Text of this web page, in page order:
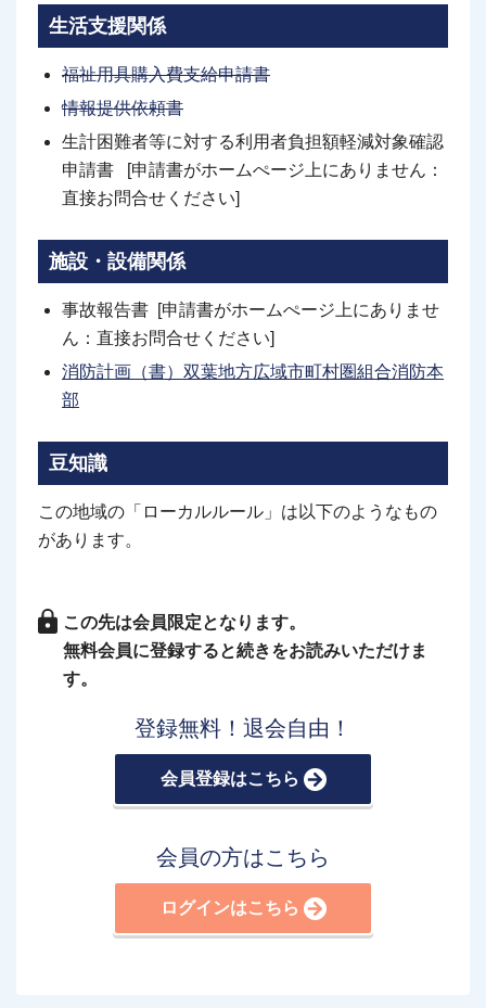
生活支援関係
福祉用具購入費支給申請書
情報提供依頼書
生計困難者等に対する利用者負担額軽減対象確認
申請書 [申請書がホームぺージ上にありません：
直接お問合せください]
施設・設備関係
事故報告書 [申請書がホームぺージ上にありませ
ん：直接お問合せください]
消防計画（書）双葉地方広域市町村圏組合消防本
部
豆知識
この地域の「ローカルルール」は以下のようなもの
があります。
この先は会員限定となります。
無料会員に登録すると続きをお読みいただけま
す。
登録無料！退会自由！
会員登録はこちら
会員の方はこちら
ログインはこちら